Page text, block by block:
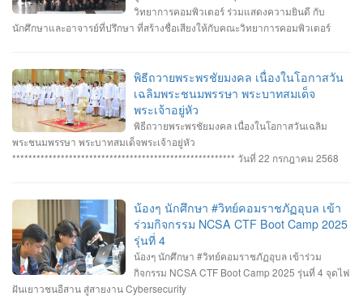
วิทยาการคอมพิวเตอร์ ร่วมแสดงความยินดี กับ
นักศึกษาและอาจารย์ที่ปรึกษา ที่สร้างชื่อเสียงให้กับคณะวิทยาการคอมพิวเตอร์
ปลอดภัยทางไซเบอร์ IT RERU CYBER HACKATHON#1 2025 ภายใต้โครงการ
“เปิดโลกวิชาการ 25 ปี มหาวิทยาลัยราชภัฏร้อยเอ็ด” วันที่ 7-8 กรกฎาคม 2568 รุ่น
Senior #รางวัลชนะเลิศ ทีม Don’t know Everything นายชัยวัฒน์ ชัยฤทธิ์ นาย
อาทิตย์ สายกนก นายสุริยา ขันทา ทำคะแนนได้สูงสุด 2260 คะแนน #รางวัลรอง
ชนะเลิศอันดับที่_1 ทีม MVP นายอัมรินทร์ จำปาหอม นายนวพงษ์ ธรรมสัตย์ นายวี
รพงษ์ โสระธิ ทำคะแนนได้ 1310 คะแนน #รางวัลรองชนะเลิศอันดับที่_2 ทีม
รัตนภักดี MR. SENG SOPHIN นายศตวรรษ วิลามาตย์ ทำคะแนนได้ 500 คะแนน
จบที่อันดับ 9 จาก 13 ทีมที่เข้าร่วมแข่งขันในครั้งนี้ RERU CYBER
HACKATHON#1 2025 จัดโดย คณะเทคโนโลยีสารสนเทศ มหาวิทยาลัยราชภัฏ
ร้อยเอ็ด ร่วมกับสำนักงานคณะกรรมการการรักษาความมั่นคงปลอดภัยไซเบอร์แห่ง
ชาติ (สกมช.) รายการที่ 2. “การแข่งขัน SWU Capture the Flag Competition
2025” เมื่อวันอังคารที่ 1 และ 8 กรกฎาคม 2568 (จัดการแข่งขันในรูปแบบออนไลน์
พิธีถวายพระพรชัยมงคล เนื่องในโอกาสวัน
เฉลิมพระชนมพรรษา พระบาทสมเด็จ
พระเจ้าอยู่หัว
พิธีถวายพระพรชัยมงคล เนื่องในโอกาสวันเฉลิม
พระชนมพรรษา พระบาทสมเด็จพระเจ้าอยู่หัว
******************************************************* วันที่ 22 กรกฎาคม 2568
พระเจ้าอยู่หัว เนื่องในโอกาสมหามงคลเฉลิมพระชนมพรรษา 28 กรกฎาคม 2568 ณ
หอประชุมไพรพะยอม มหาวิทยาลัยราชภัฏอุบลราชธานี โดยมีท่าน รอง
ศาสตราจารย์ธรรมรักษ์ ละอองนวล อธิการบดี เป็นประธานในพิธีถวายพระพร
ชัยมงคลและวางพานพุ่มทอง-พานพุ่มเงิน #คณะวิทยาการคอมพิวเตอร์
#มหาวิทยาลัยแห่งความสุข #มหาวิทยาลัยราชภัฏอุบลราชธานี
น้องๆ นักศึกษา #วิทย์คอมราชภัฏอุบล เข้า
ร่วมกิจกรรม NCSA CTF Boot Camp 2025
รุ่นที่ 4
น้องๆ นักศึกษา #วิทย์คอมราชภัฏอุบล เข้าร่วม
กิจกรรม NCSA CTF Boot Camp 2025 รุ่นที่ 4 จุดไฟ
ฝันเยาวชนอีสาน สู่สายงาน Cybersecurity